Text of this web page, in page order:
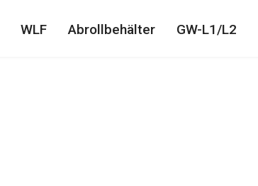
WLF Abrollbehälter GW-L1/L2